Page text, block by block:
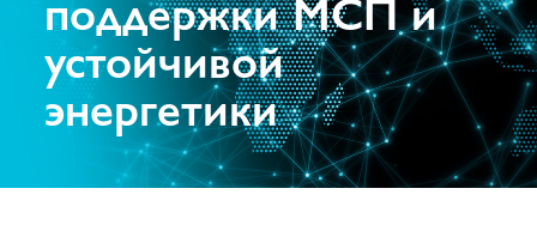
устойчивой
энергетики